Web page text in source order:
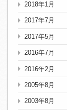
2018年1月
2017年7月
2017年5月
2016年7月
2016年2月
2005年8月
2003年8月